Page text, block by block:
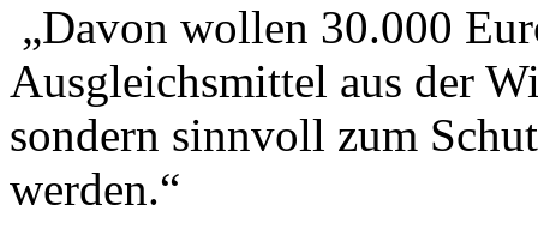
„Davon wollen 30.000
Ausgleichsmittel aus der
sondern sinnvoll zum
werden.“